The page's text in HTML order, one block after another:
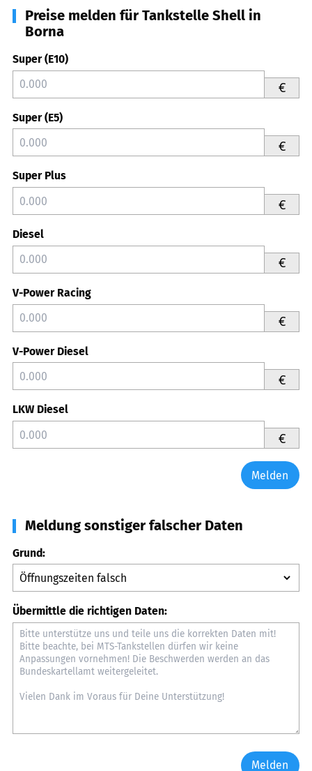
Preise melden für Tankstelle Shell in
Borna
Super (E10)
€
Super (E5)
€
Super Plus
€
Diesel
€
V-Power Racing
€
V-Power Diesel
€
LKW Diesel
€
Melden
Meldung sonstiger falscher Daten
Grund:
Übermittle die richtigen Daten:
Melden